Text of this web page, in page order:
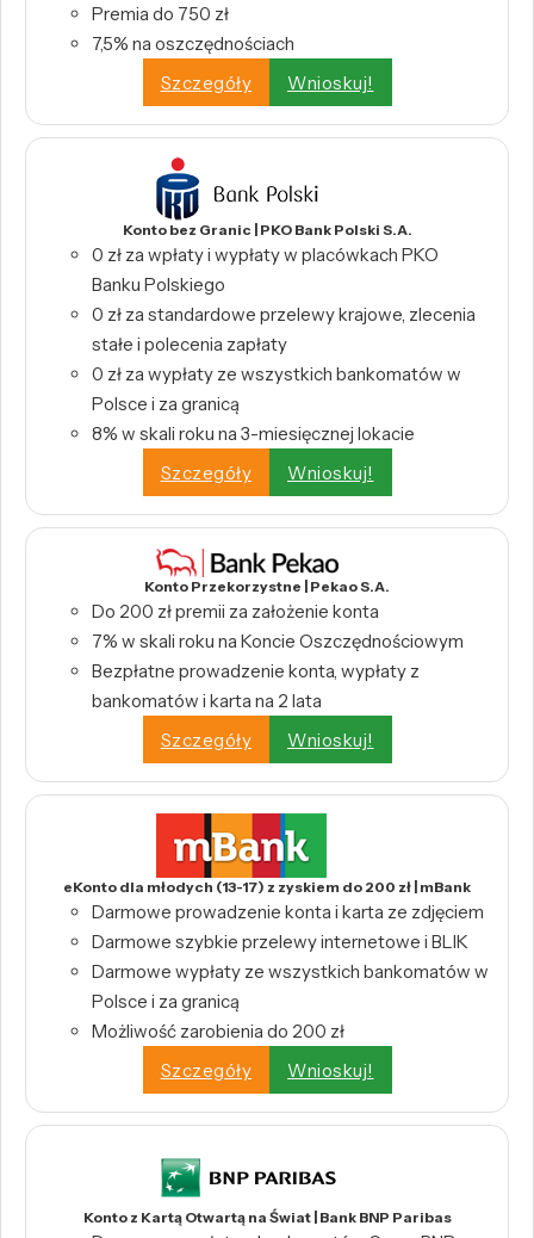
Premia do 750 zł
7,5% na oszczędnościach
Szczegóły
Wnioskuj!
Konto bez Granic | PKO Bank Polski S.A.
0 zł za wpłaty i wypłaty w placówkach PKO
Banku Polskiego
0 zł za standardowe przelewy krajowe, zlecenia
stałe i polecenia zapłaty
0 zł za wypłaty ze wszystkich bankomatów w
Polsce i za granicą
8% w skali roku na 3-miesięcznej lokacie
Szczegóły
Wnioskuj!
Konto Przekorzystne | Pekao S.A.
Do 200 zł premii za założenie konta
7% w skali roku na Koncie Oszczędnościowym
Bezpłatne prowadzenie konta, wypłaty z
bankomatów i karta na 2 lata
Szczegóły
Wnioskuj!
eKonto dla młodych (13-17) z zyskiem do 200 zł | mBank
Darmowe prowadzenie konta i karta ze zdjęciem
Darmowe szybkie przelewy internetowe i BLIK
Darmowe wypłaty ze wszystkich bankomatów w
Polsce i za granicą
Możliwość zarobienia do 200 zł
Szczegóły
Wnioskuj!
Konto z Kartą Otwartą na Świat | Bank BNP Paribas